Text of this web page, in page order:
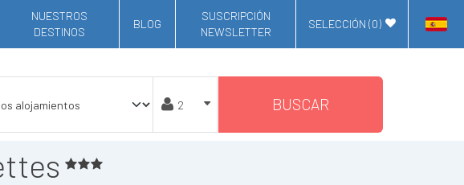
NUESTROS
DESTINOS
BLOG
SUSCRIPCIÓN
NEWSLETTER
SELECCIÓN (0)
BUSCAR